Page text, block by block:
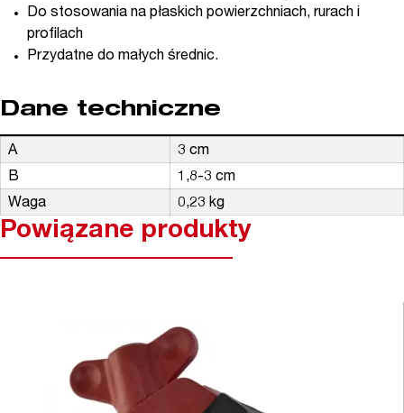
Do stosowania na płaskich powierzchniach, rurach i
profilach
Przydatne do małych średnic.
Dane techniczne
A
3 cm
B
1,8-3 cm
Waga
0,23 kg
Powiązane produkty